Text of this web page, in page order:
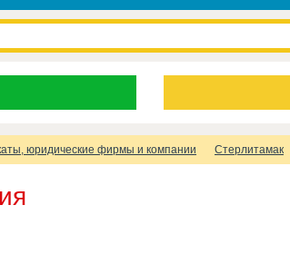
юридические фирмы и компании Стерлитамак